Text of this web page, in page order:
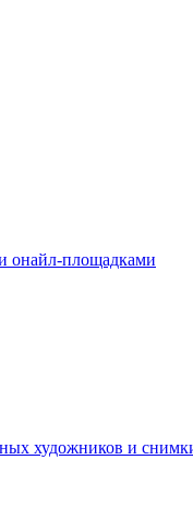
онайл-площадками
художников и